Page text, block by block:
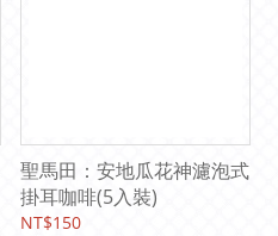
聖馬田：安地瓜花神濾泡式
掛耳咖啡(5入裝)
NT$150